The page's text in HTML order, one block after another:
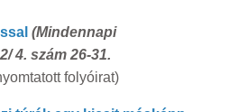
(Mindennapi
4. szám 26-31.
folyóirat)